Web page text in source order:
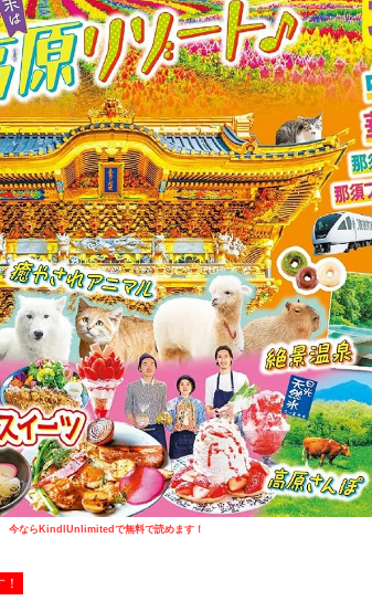
今ならKindlUnlimitedで無料で読めます！